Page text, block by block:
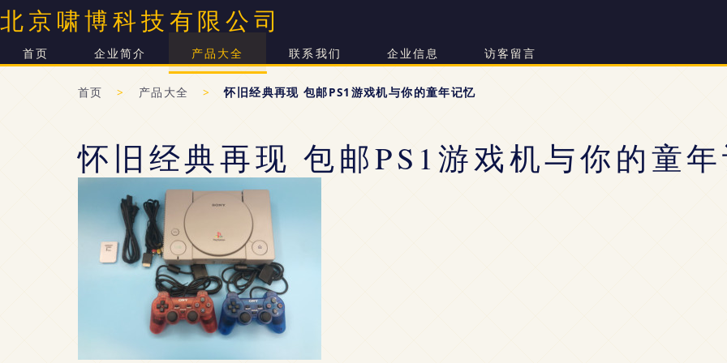
北京啸博科技有限公司
首页 企业简介 产品大全 联系我们 企业信息 访客留言
首页 > 产品大全 > 怀旧经典再现 包邮PS1游戏机与你的童年记忆
怀旧经典再现 包邮PS1游戏机与你的童